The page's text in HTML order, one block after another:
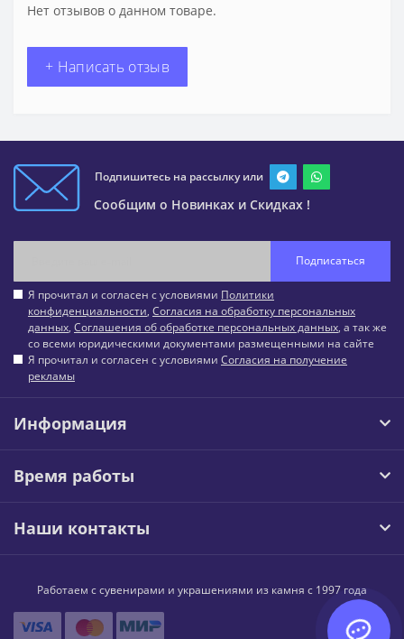
Нет отзывов о данном товаре.
+ Написать отзыв
Подпишитесь на рассылку или
Сообщим о Новинках и Скидках !
Подписаться
Я прочитал и согласен с условиями Политики
конфиденциальности, Согласия на обработку персональных
данных, Соглашения об обработке персональных данных, а так же
со всеми юридическими документами размещенными на сайте
Я прочитал и согласен с условиями Согласия на получение
рекламы
Информация
Время работы
Наши контакты
Работаем с сувенирами и украшениями из камня с 1997 года